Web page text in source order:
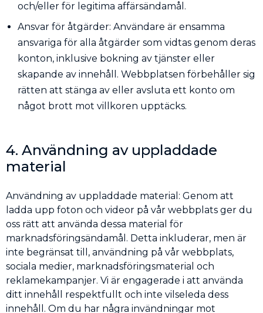
och/eller för legitima affärsändamål.
Ansvar för åtgärder: Användare är ensamma
ansvariga för alla åtgärder som vidtas genom deras
konton, inklusive bokning av tjänster eller
skapande av innehåll. Webbplatsen förbehåller sig
rätten att stänga av eller avsluta ett konto om
något brott mot villkoren upptäcks.
4. Användning av uppladdade
material
Användning av uppladdade material: Genom att
ladda upp foton och videor på vår webbplats ger du
oss rätt att använda dessa material för
marknadsföringsändamål. Detta inkluderar, men är
inte begränsat till, användning på vår webbplats,
sociala medier, marknadsföringsmaterial och
reklamekampanjer. Vi är engagerade i att använda
ditt innehåll respektfullt och inte vilseleda dess
innehåll. Om du har några invändningar mot